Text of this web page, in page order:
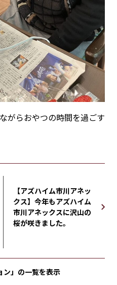
がらおやつの時間を過ごす
【アズハイム市川アネッ
クス】今年もアズハイム
市川アネックスに沢山の
桜が咲きました。
ン」の一覧を表示